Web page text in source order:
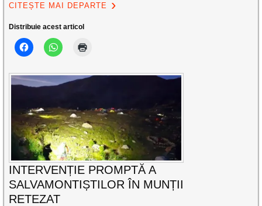
CITEȘTE MAI DEPARTE
Distribuie acest articol
INTERVENȚIE PROMPTĂ A
SALVAMONTIȘTILOR ÎN MUNȚII
RETEZAT